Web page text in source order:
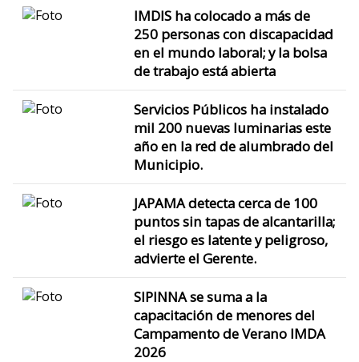
IMDIS ha colocado a más de
250 personas con discapacidad
en el mundo laboral; y la bolsa
de trabajo está abierta
Servicios Públicos ha instalado
mil 200 nuevas luminarias este
año en la red de alumbrado del
Municipio.
JAPAMA detecta cerca de 100
puntos sin tapas de alcantarilla;
el riesgo es latente y peligroso,
advierte el Gerente.
SIPINNA se suma a la
capacitación de menores del
Campamento de Verano IMDA
2026